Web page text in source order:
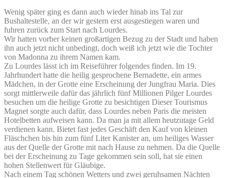
Wenig später ging es dann auch wieder hinab ins Tal zur
Bushaltestelle, an der wir gestern erst ausgestiegen waren und
fuhren zurück zum Start nach Lourdes.
Wir hatten vorher keinen großartigen Bezug zu der Stadt und haben
ihn auch jetzt nicht unbedingt, doch weiß ich jetzt wie die Tochter
von Madonna zu ihrem Namen kam.
Zu Lourdes lässt ich im Reiseführer folgendes finden. Im 19.
Jahrhundert hatte die heilig gesprochene Bernadette, ein armes
Mädchen, in der Grotte eine Erscheinung der Jungfrau Maria. Dies
sorgt mittlerweile dafür das jährlich fünf Millionen Pilger Lourdes
besuchen um die heilige Grotte zu besichtigen Dieser Tourismus
Magnet sorgte auch dafür, dass Lourdes neben Paris die meisten
Hotelbetten aufweisen kann. Da man ja mit allem heutzutage Geld
verdienen kann. Bietet fast jedes Geschäft den Kauf von kleinen
Fläschchen bis hin zum fünf Liter Kanister an, um heiliges Wasser
aus der Quelle der Grotte mit nach Hause zu nehmen. Da die Quelle
bei der Erscheinung zu Tage gekommen sein soll, hat sie einen
hohen Stellenwert für Gläubige.
Nach einem Tag schönen Wetters und zwei geruhsamen Nächten